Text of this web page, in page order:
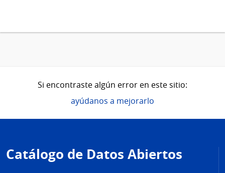
Si encontraste algún error en este sitio:
ayúdanos a mejorarlo
de
página
Catálogo de Datos Abiertos